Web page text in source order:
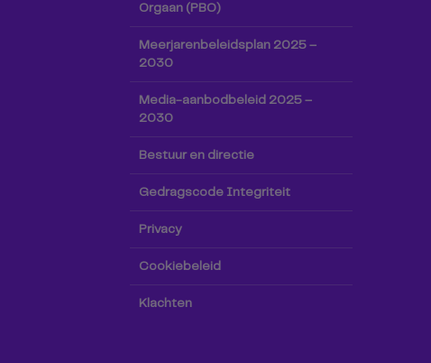
Orgaan (PBO)
Meerjarenbeleidsplan 2025 –
2030
Media-aanbodbeleid 2025 –
2030
Bestuur en directie
Gedragscode Integriteit
Privacy
Cookiebeleid
Klachten